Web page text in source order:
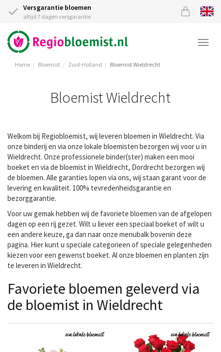
Versgarantie bloemen
altijd 7 dagen versgarantie
Home Bloemist Zuid-Holland Bloemist Wieldrecht
Bloemist Wieldrecht
Welkom bij Regiobloemist, wij leveren bloemen in Wieldrecht. Via
onze binderij en via onze lokale bloemisten bezorgen wij voor u in
Wieldrecht. Onze professionele binder(ster) maken een mooi
boeket en via de bloemist in Wieldrecht, Dordrecht bezorgen wij
de bloemen. Alle garanties lopen via ons, wij staan garant voor de
levering en kwaliteit. 100% tevredenheidsgarantie en
bezorggarantie.
Voor uw gemak hebben wij de favoriete bloemen van de afgelopen
dagen op een rij gezet. Wilt u liever een speciaal boeket of wilt u
een andere keuze, ga dan naar onze menubalk bovenin deze
pagina. Hier kunt u speciale categorieen of speciale gelegenheden
kiezen voor een gewenst boeket. Al onze bloemen en planten zijn
te leveren in Wieldrecht.
Favoriete bloemen geleverd via
de bloemist in Wieldrecht